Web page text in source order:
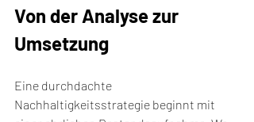
Von der Analyse zur
Umsetzung
Eine durchdachte
Nachhaltigkeitsstrategie beginnt mit